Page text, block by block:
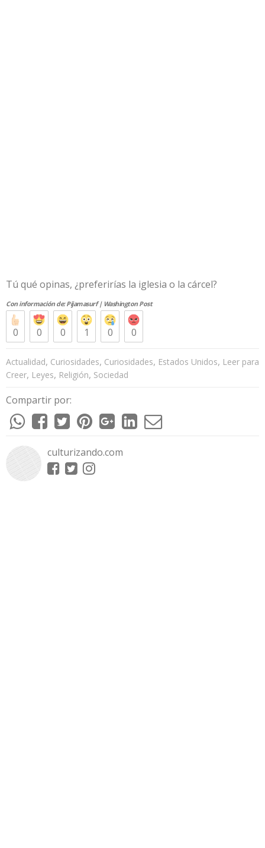
Tú qué opinas, ¿preferirías la iglesia o la cárcel?
Con información de: Pijamasurf | Washington Post
0 0 0 1 0 0
Actualidad, Curiosidades, Curiosidades, Estados Unidos, Leer para
Creer, Leyes, Religión, Sociedad
Compartir por:
culturizando.com